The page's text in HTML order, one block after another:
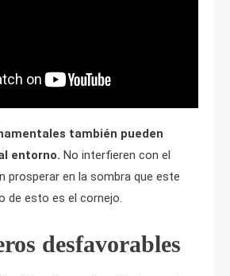
también pueden
entorno. No interfieren con el
prosperar en la sombra que este
de esto es el cornejo.
desfavorables